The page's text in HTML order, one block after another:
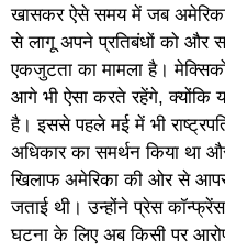
खासकर ऐसे समय में जब
से लागू अपने प्रतिबंधों को और
एकजुटता का मामला है।
आगे भी ऐसा करते रहेंगे,
है। इससे पहले मई में भी
अधिकार का समर्थन किया था
खिलाफ अमेरिका की ओर से
जताई थी। उन्होंने प्रेस
घटना के लिए अब किसी पर